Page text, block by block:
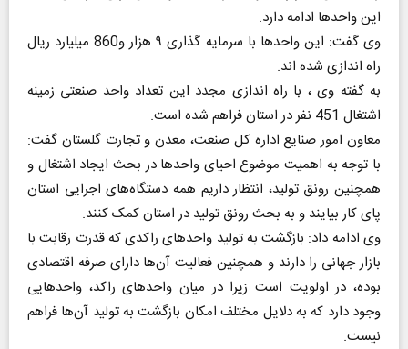
این واحدها ادامه دارد.
وی گفت: این واحدها با سرمایه گذاری ۹ هزار و860 میلیارد ریال
راه اندازی شده اند.
به گفته وی ، با راه اندازی مجدد این تعداد واحد صنعتی زمینه
اشتغال 451 نفر در استان فراهم شده است
.
معاون امور صنایع اداره کل صنعت، معدن و تجارت گلستان گفت:
با توجه به اهمیت موضوع احیای واحدها در بحث ایجاد اشتغال و
همچنین رونق تولید، انتظار داریم همه دستگاه‌های اجرایی استان
پای کار بیایند و به بحث رونق تولید در استان کمک کنند.
وی ادامه داد: بازگشت به تولید واحدهای راکدی که قدرت رقابت با
بازار جهانی را دارند و همچنین فعالیت آن‌ها دارای صرفه اقتصادی
بوده، در اولویت است زیرا در میان واحدهای راکد، واحدهایی
وجود دارد که به دلایل مختلف امکان بازگشت به تولید آن‌ها فراهم
نیست.